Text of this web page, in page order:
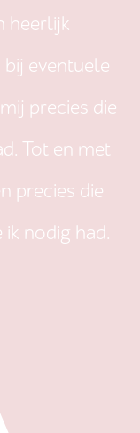
heerlijk
eventuele
precies die
Tot en met
precies die
nodig had.